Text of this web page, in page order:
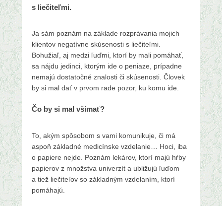
s liečiteľmi.
Ja sám poznám na základe rozprávania mojich
klientov negatívne skúsenosti s liečiteľmi.
Bohužiaľ, aj medzi ľuďmi, ktorí by mali pomáhať,
sa nájdu jedinci, ktorým ide o peniaze, prípadne
nemajú dostatočné znalosti či skúsenosti. Človek
by si mal dať v prvom rade pozor, ku komu ide.
Čo by si mal všímať?
To, akým spôsobom s vami komunikuje, či má
aspoň základné medicínske vzdelanie… Hoci, iba
o papiere nejde. Poznám lekárov, ktorí majú hŕby
papierov z množstva univerzít a ubližujú ľuďom
a tiež liečiteľov so základným vzdelaním, ktorí
pomáhajú.